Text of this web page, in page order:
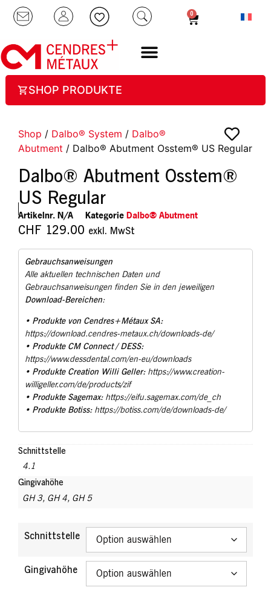
0
SHOP PRODUKTE
Shop / Dalbo® System / Dalbo®
Abutment / Dalbo® Abutment Osstem® US Regular
Dalbo® Abutment Osstem®
US Regular
Artikelnr. N/A Kategorie Dalbo® Abutment
CHF 129.00 exkl. MwSt
Gebrauchsanweisungen
Alle aktuellen technischen Daten und
Gebrauchsanweisungen finden Sie in den jeweiligen
Download-Bereichen:
• Produkte von Cendres+Métaux SA:
https://download.cendres-metaux.ch/downloads-de/
• Produkte CM Connect / DESS:
https://www.dessdental.com/en-eu/downloads
• Produkte Creation Willi Geller: https://www.creation-
willigeller.com/de/products/zif
• Produkte Sagemax: https://eifu.sagemax.com/de_ch
• Produkte Botiss: https://botiss.com/de/downloads-de/
Schnittstelle
4.1
Gingivahöhe
GH 3, GH 4, GH 5
Schnittstelle
Gingivahöhe